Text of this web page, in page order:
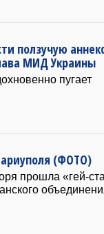
ползучую
МИД Украины
пугает
(ФОТО)
прошла «гей-